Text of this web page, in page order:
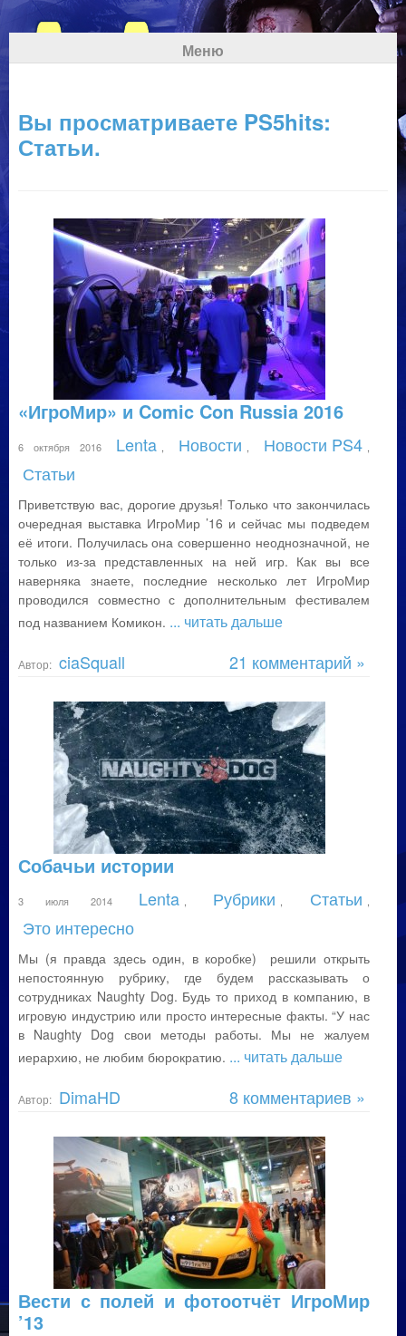
Меню
Вы просматриваете PS5hits:
Статьи.
«ИгроМир» и Comic Con Russia 2016
6 октября 2016 Lenta Новости Новости PS4
Статьи
Приветствую вас, дорогие друзья! Только что закончилась
очередная выставка ИгроМир ’16 и сейчас мы подведем
её итоги. Получилась она совершенно неоднозначной, не
только из-за представленных на ней игр. Как вы все
наверняка знаете, последние несколько лет ИгроМир
проводился совместно с дополнительным фестивалем
под названием Комикон. ... читать дальше
Автор: ciaSquall 21 комментарий »
Собачьи истории
3 июля 2014 Lenta Рубрики Статьи
Это интересно
Мы (я правда здесь один, в коробке) решили открыть
непостоянную рубрику, где будем рассказывать о
сотрудниках Naughty Dog. Будь то приход в компанию, в
игровую индустрию или просто интересные факты. “У нас
в Naughty Dog свои методы работы. Мы не жалуем
иерархию, не любим бюрократию. ... читать дальше
Автор: DimaHD 8 комментариев »
Вести с полей и фотоотчёт ИгроМир
’13